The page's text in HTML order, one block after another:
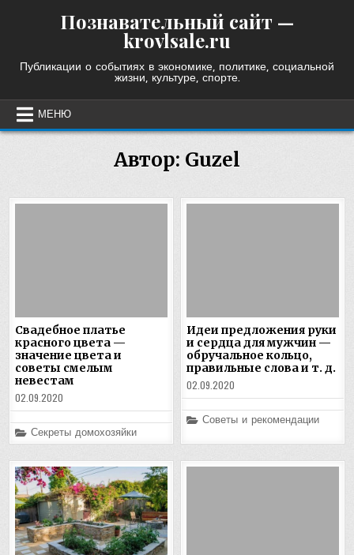
Познавательный сайт —
krovlsale.ru
Публикации о событиях в экономике, политике, социальной
жизни, культуре, спорте.
МЕНЮ
Автор: Guzel
Свадебное платье
красного цвета —
значение цвета и
советы смелым
невестам
02.09.2020
Posted
in
Секреты домохозяйки
Идеи предложения руки
и сердца для мужчин —
обручальное кольцо,
правильные слова и т. д.
02.09.2020
Posted
Советы и рекомендации